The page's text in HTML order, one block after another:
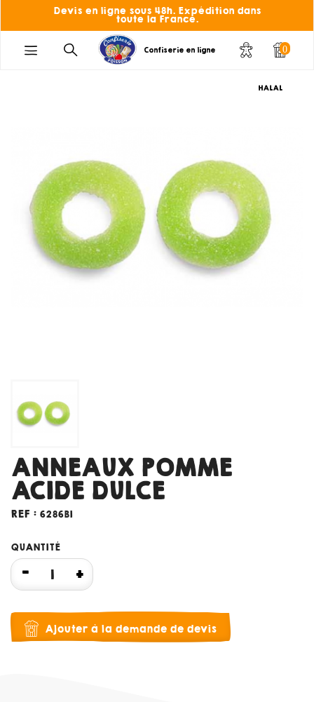
Devis en ligne sous 48h. Expédition dans
toute la France.
Confiserie en ligne 0
ANNEAUX POMME
ACIDE DULCE
REF : 6286B1
QUANTITÉ
Ajouter à la demande de devis